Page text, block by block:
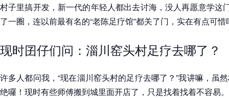
村子里搞开发，新一代的年轻人都出去讨海，没人再愿意学这
了一圈，连以前最有名的“老陈足疗馆”都关了门，实在有点可惜
现时囝仔们问：淄川窑头村足疗去哪了？
许多人都问我，“现在淄川窑头村的足疗去哪了？”我讲嘛，虽
绝囉！现时有些师傅搬到城里面开店了，只是找着找着不容易